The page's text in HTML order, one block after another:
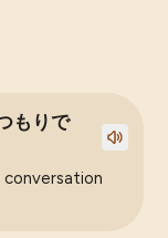
もりで